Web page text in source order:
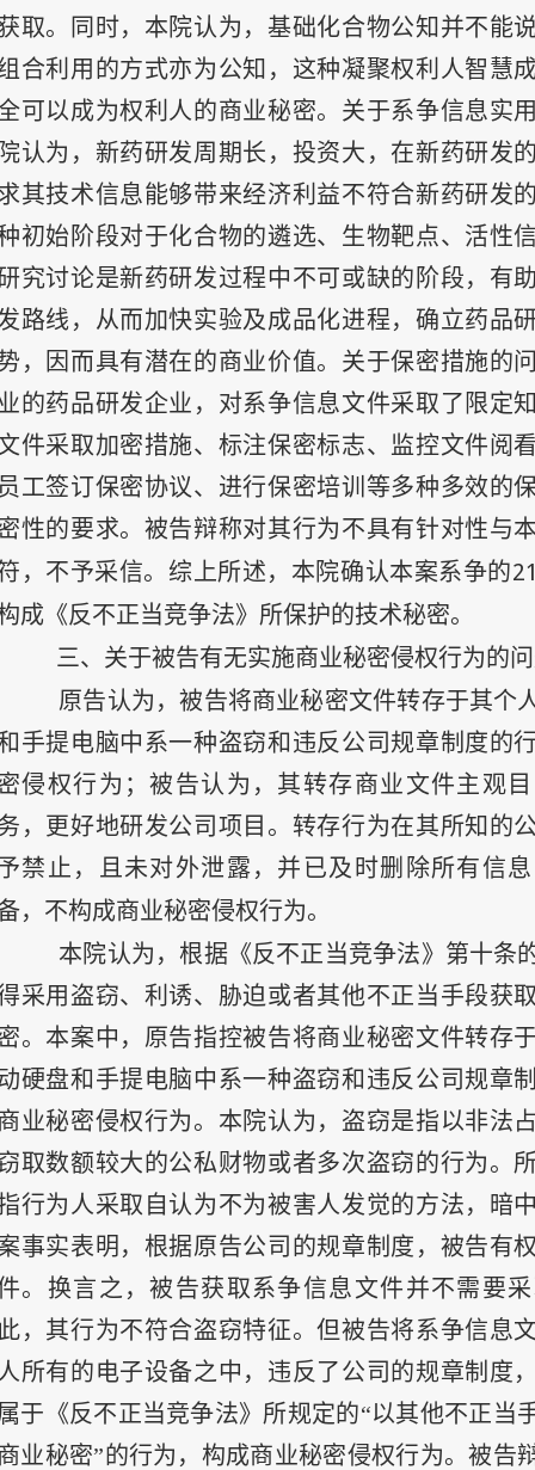
取。同时，本院认为，基础化合物公知并不能
合利用的方式亦为公知，这种凝聚权利人智慧
可以成为权利人的商业秘密。关于系争信息实
认为，新药研发周期长，投资大，在新药研发
其技术信息能够带来经济利益不符合新药研发
初始阶段对于化合物的遴选、生物靶点、活性
究讨论是新药研发过程中不可或缺的阶段，有
路线，从而加快实验及成品化进程，确立药品
，因而具有潜在的商业价值。关于保密措施的
的药品研发企业，对系争信息文件采取了限定
件采取加密措施、标注保密标志、监控文件阅
工签订保密协议、进行保密培训等多种多效的
性的要求。被告辩称对其行为不具有针对性与
，不予采信。综上所述，本院确认本案系争的
成《反不正当竞争法》所保护的技术秘密。
三、关于被告有无实施商业秘密侵权行为的
原告认为，被告将商业秘密文件转存于其个
手提电脑中系一种盗窃和违反公司规章制度的
侵权行为；被告认为，其转存商业文件主观
，更好地研发公司项目。转存行为在其所知的
禁止，且未对外泄露，并已及时删除所有信
，不构成商业秘密侵权行为。
本院认为，根据《反不正当竞争法》第十条
采用盗窃、利诱、胁迫或者其他不正当手段获
。本案中，原告指控被告将商业秘密文件转存
硬盘和手提电脑中系一种盗窃和违反公司规章
业秘密侵权行为。本院认为，盗窃是指以非法
取数额较大的公私财物或者多次盗窃的行为。
行为人采取自认为不为被害人发觉的方法，暗
事实表明，根据原告公司的规章制度，被告有
。换言之，被告获取系争信息文件并不需要
，其行为不符合盗窃特征。但被告将系争信息
所有的电子设备之中，违反了公司的规章制度
于《反不正当竞争法》所规定的“以其他不正当
业秘密”的行为，构成商业秘密侵权行为。被告